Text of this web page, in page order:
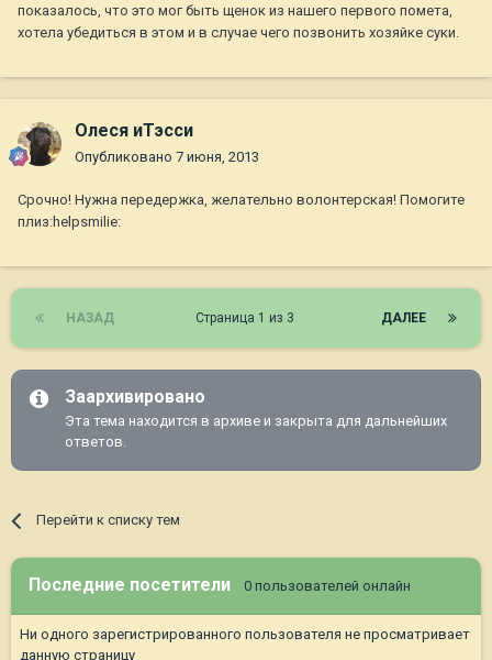
показалось, что это мог быть щенок из нашего первого помета,
хотела убедиться в этом и в случае чего позвонить хозяйке суки.
Олеся иТэсси
Опубликовано 7 июня, 2013
Срочно! Нужна передержка, желательно волонтерская! Помогите
плиз:helpsmilie:
НАЗАД ДАЛЕЕ
Страница 1 из 3
Заархивировано
Эта тема находится в архиве и закрыта для дальнейших
ответов.
Перейти к списку тем
Последние посетители 0 пользователей онлайн
Ни одного зарегистрированного пользователя не просматривает
данную страницу